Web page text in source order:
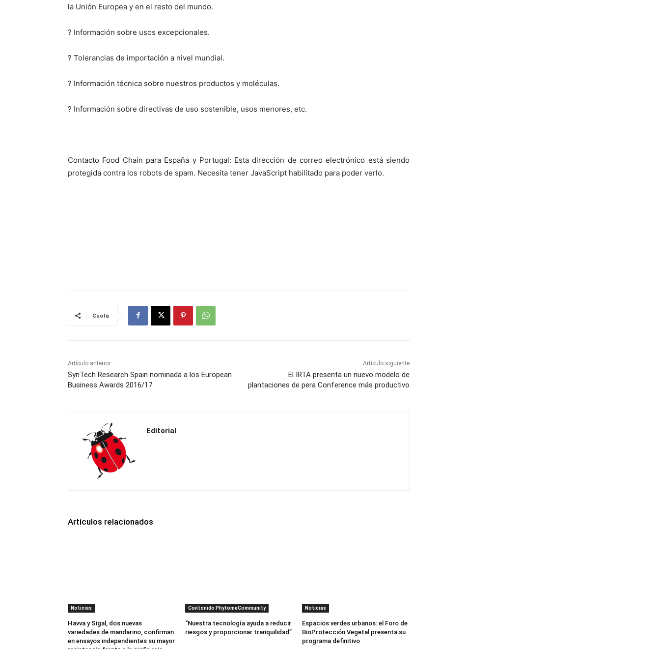
la Unión Europea y en el resto del mundo.
? Información sobre usos excepcionales.
? Tolerancias de importación a nivel mundial.
? Información técnica sobre nuestros productos y moléculas.
? Información sobre directivas de uso sostenible, usos menores, etc.
Contacto Food Chain para España y Portugal: Esta dirección de correo electrónico está siendo
protegida contra los robots de spam. Necesita tener JavaScript habilitado para poder verlo.
Cuota
Artículo anterior
SynTech Research Spain nominada a los European
Business Awards 2016/17
Artículo siguiente
El IRTA presenta un nuevo modelo de
plantaciones de pera Conference más productivo
Editorial
Artículos relacionados
Noticias
Havva y Sigal, dos nuevas
variedades de mandarino, confirman
en ensayos independientes su mayor
Contenido PhytomaCommunity
“Nuestra tecnología ayuda a reducir
riesgos y proporcionar tranquilidad”
Noticias
Espacios verdes urbanos: el Foro de
BioProtección Vegetal presenta su
programa definitivo